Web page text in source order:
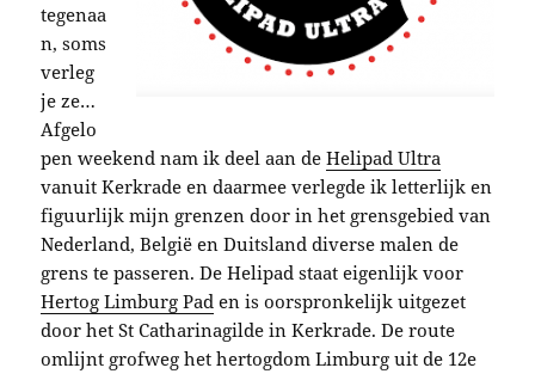
tegenaa
n, soms
verleg
je ze…
Afgelo
pen weekend nam ik deel aan deHelipad Ultra
vanuit Kerkrade en daarmee verlegde ik letterlijk en
figuurlijk mijn grenzen door in het grensgebied van
Nederland, België en Duitsland diverse malen de
grens te passeren. De Helipad staat eigenlijk voor
Hertog Limburg Pad en is oorspronkelijk uitgezet
door het St Catharinagilde in Kerkrade. De route
omlijnt grofweg het hertogdom Limburg uit de 12e